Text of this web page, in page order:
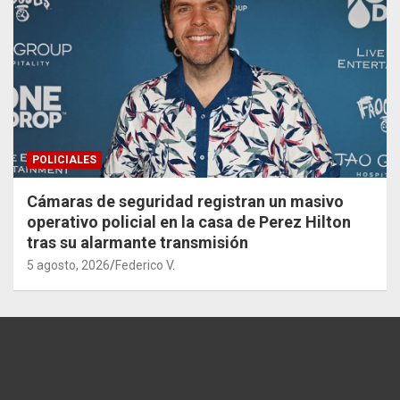
POLICIALES
Cámaras de seguridad registran un masivo
operativo policial en la casa de Perez Hilton
tras su alarmante transmisión
5 agosto, 2026 Federico V.